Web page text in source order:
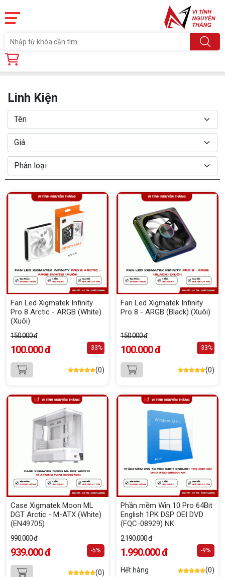
Trang chủ
Linh Kiện
Fan Led Xigmatek Infinity
Pro 8 Arctic - ARGB (White)
(Xuôi)
150.000 đ
100.000 đ -33%
(0)
Fan Led Xigmatek Infinity
Pro 8 - ARGB (Black) (Xuôi)
150.000 đ
100.000 đ -33%
(0)
Case Xigmatek Moon ML
DGT Arctic - M-ATX (White)
(EN49705)
990.000 đ
939.000 đ -5%
(0)
Phần mềm Win 10 Pro 64Bit
English 1PK DSP OEI DVD
(FQC-08929) NK
2.190.000 đ
1.990.000 đ -9%
Hết hàng (0)